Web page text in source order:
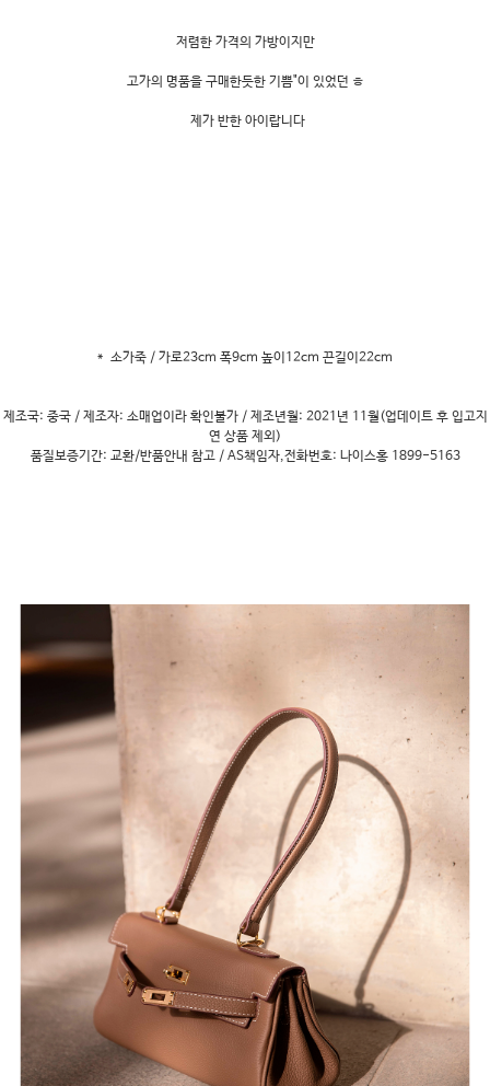
저렴한 가격의 가방이지만
고가의 명품을 구매한듯한 기쁨"이 있었던 ㅎ
제가 반한 아이랍니다
* 소가죽 / 가로23cm 폭9cm 높이12cm 끈길이22cm
제조국: 중국 / 제조자: 소매업이라 확인불가 / 제조년월: 2021년 11월(업데이트 후 입고지
연 상품 제외)
품질보증기간: 교환/반품안내 참고 / AS책임자,전화번호: 나이스홍 1899-5163